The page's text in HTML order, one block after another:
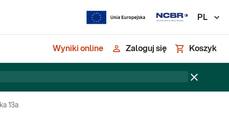
PL
Wyniki online Zaloguj się Koszyk
13a